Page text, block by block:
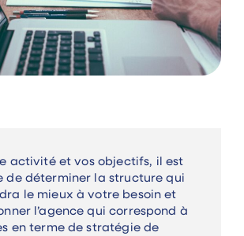
activité et vos objectifs, il est
de déterminer la structure qui
le mieux à votre besoin et
l’agence qui correspond à
en terme de stratégie de